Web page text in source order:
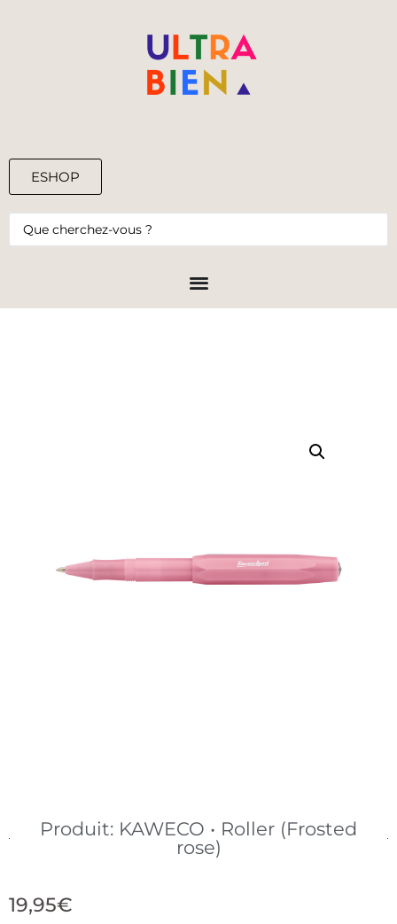
ESHOP
0,00€
Produit: KAWECO • Roller (Frosted
rose)
19,95€